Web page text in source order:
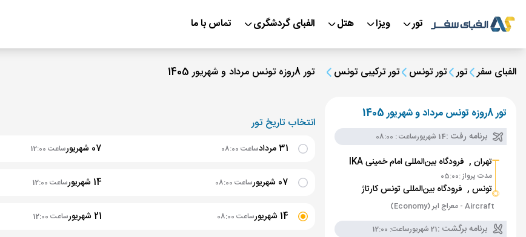
تور ویزا هتل الفبای گردشگری تماس با ما
الفبای سفر تور تور تونس تور ترکیبی تونس تور 8روزه تونس مرداد و شهریور 1405
تور 8روزه تونس مرداد و شهریور 1405
برنامه رفت :14 شهریور ساعت : 08:00
تهران , فرودگاه بین‌المللی امام خمینی IKA
مدت پرواز :05:00
تونس , فرودگاه بین‌المللی تونس کارتاژ
TUN Aircraft - معراج ایر (Economy)
برنامه برگشت :21 شهریور ساعت: 12:00
انتخاب تاریخ تور
31 مرداد ساعت 08:00 07 شهریور ساعت 12:00
07 شهریور ساعت 08:00 14 شهریور ساعت 12:00
14 شهریور ساعت 08:00 21 شهریور ساعت 12:00